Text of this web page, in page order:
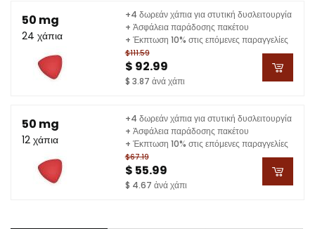
50 mg
24 χάπια
$111.59
$ 92.99
$ 3.87 ἀνά χάπι
+4 δωρεάν χάπια για στυτική δυσλειτουργία
+ Ἀσφάλεια παράδοσης πακέτου
+ Έκπτωση 10% στις επόμενες παραγγελίες
50 mg
12 χάπια
$67.19
$ 55.99
$ 4.67 ἀνά χάπι
+4 δωρεάν χάπια για στυτική δυσλειτουργία
+ Ἀσφάλεια παράδοσης πακέτου
+ Έκπτωση 10% στις επόμενες παραγγελίες